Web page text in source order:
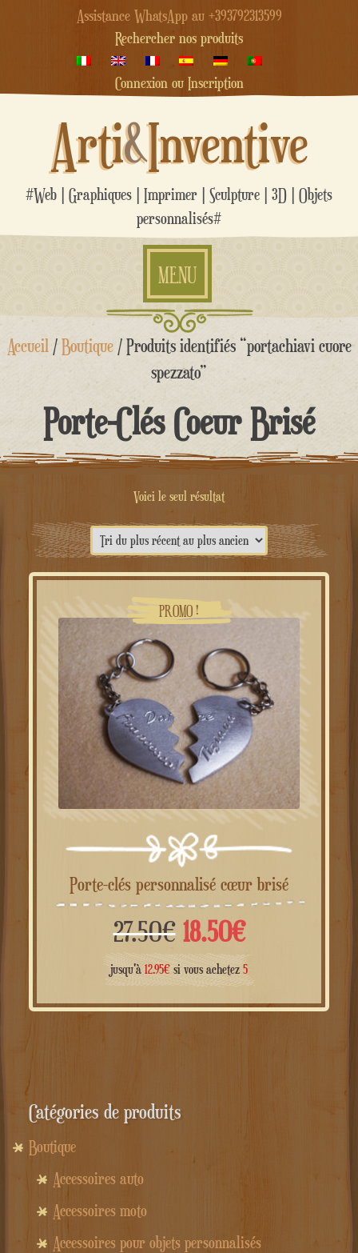
Assistance WhatsApp au +393792313599
Rechercher nos produits
Connexion ou Inscription
Arti&Inventive
#Web | Graphiques | Imprimer | Sculpture | 3D | Objets
personnalisés#
MENU
Aller
auAccueil /Boutique/ Produits identifiés “portachiavi cuore
spezzato”
Porte-Clés Coeur Brisé
Voici le seul résultat
PROMO !
Porte-clés personnalisé cœur brisé
27.50€ Le
prix
initial
18.50€Le
prix
actuel
jusqu'à 12.95€ si vous achetez5
Catégories de produits
Boutique
Accessoires auto
Accessoires moto
Accessoires pour objets personnalisés